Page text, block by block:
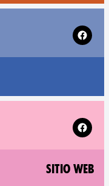
Follow
Follow
Sitio web